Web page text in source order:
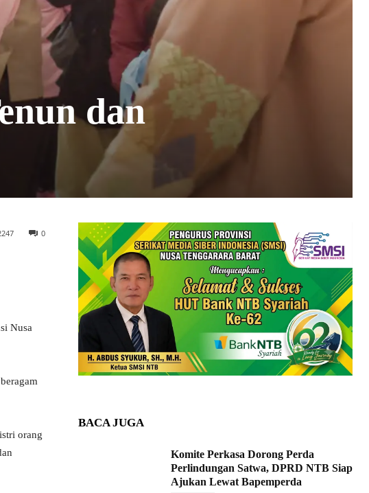
dan
0
Nusa
orang
BACA JUGA
Komite Perkasa Dorong Perda
Perlindungan Satwa, DPRD NTB Siap
Ajukan Lewat Bapemperda